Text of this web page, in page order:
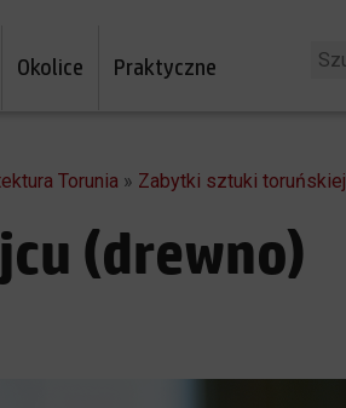
Okolice Praktyczne
Torunia » Zabytki sztuki toruńskiej
(drewno)